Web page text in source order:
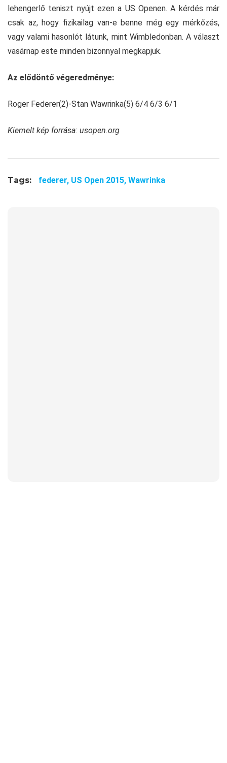
lehengerlő teniszt nyújt ezen a US Openen. A kérdés már
csak az, hogy fizikailag van-e benne még egy mérkőzés,
vagy valami hasonlót látunk, mint Wimbledonban. A választ
vasárnap este minden bizonnyal megkapjuk.
Az elődöntő végeredménye:
Roger Federer(2)-Stan Wawrinka(5) 6/4 6/3 6/1
Kiemelt kép forrása: usopen.org
Tags: federer, US Open 2015, Wawrinka